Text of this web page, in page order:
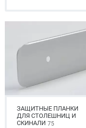
ЗАЩИТНЫЕ ПЛАНКИ
ДЛЯ СТОЛЕШНИЦ И
СКИНАЛИ 75